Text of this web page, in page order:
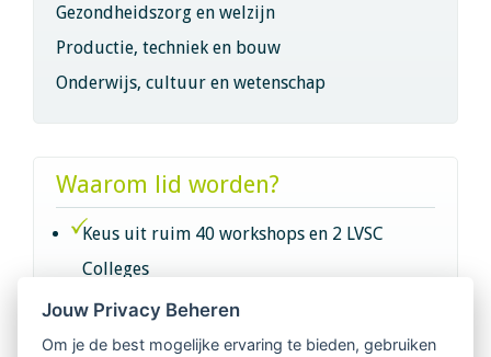
Gezondheidszorg en welzijn
Productie, techniek en bouw
Onderwijs, cultuur en wetenschap
Waarom lid worden?
Keus uit ruim 40 workshops en 2 LVSC
Colleges
Intervisie met geregistreerde vakgenoten
Jouw Privacy Beheren
Om je de best mogelijke ervaring te bieden, gebruiken